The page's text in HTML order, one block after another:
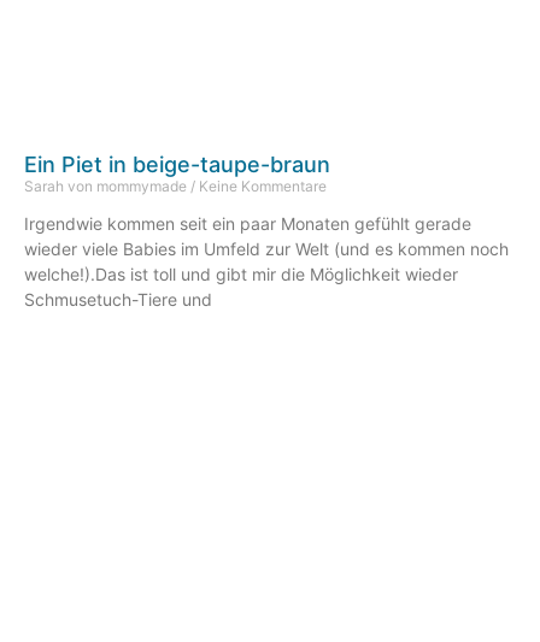
Ein Piet in beige-taupe-braun
Sarah von mommymade Keine Kommentare
Irgendwie kommen seit ein paar Monaten gefühlt gerade
wieder viele Babies im Umfeld zur Welt (und es kommen noch
welche!).Das ist toll und gibt mir die Möglichkeit wieder
Schmusetuch-Tiere und